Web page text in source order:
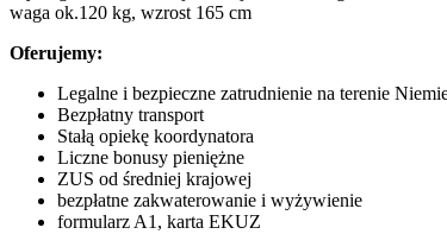
waga ok.120 kg, wzrost 165 cm
Oferujemy:
Legalne i bezpieczne zatrudnienie na terenie
Bezpłatny transport
Stałą opiekę koordynatora
Liczne bonusy pieniężne
ZUS od średniej krajowej
bezpłatne zakwaterowanie i wyżywienie
formularz A1, karta EKUZ